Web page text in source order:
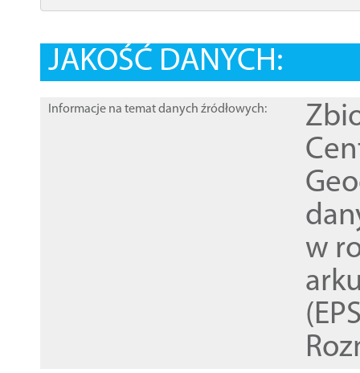
JAKOŚĆ DANYCH:
Informacje na temat danych źródłowych:
w